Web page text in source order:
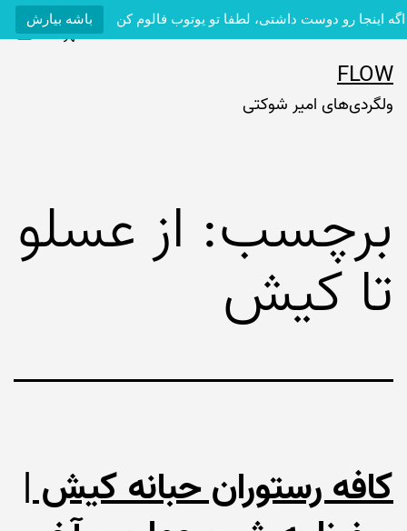
اگه اینجا رو دوست داشتی، لطفا تو یوتوب فالوم کن باشه بیارش
محتوا
FLOW
ولگردی‌های امیر شوکتی
فهرست
برچسب: از عسلو
تا کیش
کافه رستوران حبانه کیش |